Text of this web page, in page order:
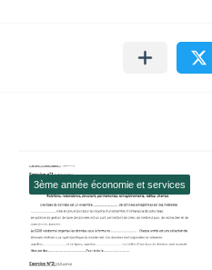
3ème année économie et services